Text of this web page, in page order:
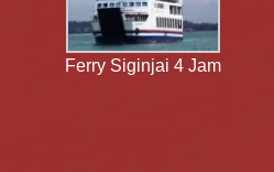
Ferry Siginjai 4 Jam